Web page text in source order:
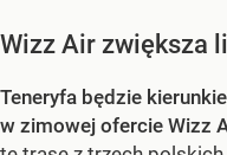
Wizz Air zwiększa
Teneryfa będzie
w zimowej ofercie Wizz